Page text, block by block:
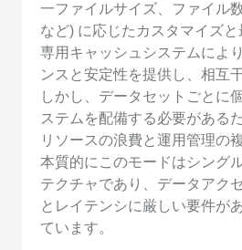
一ファイルサイズ、ファイル
など) に応じたカスタマイズと
専用キャッシュシステムによ
ンスと安定性を提供し、相互
しかし、データセットごとに
ステムを配備する必要がある
リソースの浪費と運用管理の
本質的にこのモードはシング
テクチャであり、データアク
とレイテンシに厳しい要件が
ています。